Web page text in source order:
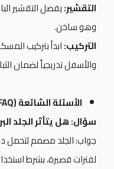
التقشير:
وهو ساخن.
التركيب:ابدأ بتركيب
والأسفل تدريجياً لضمان
الأسئلة الشائعة (FAQ)
سؤال: هل يتأثر الجلد
لفترات قصيرة، بشرط